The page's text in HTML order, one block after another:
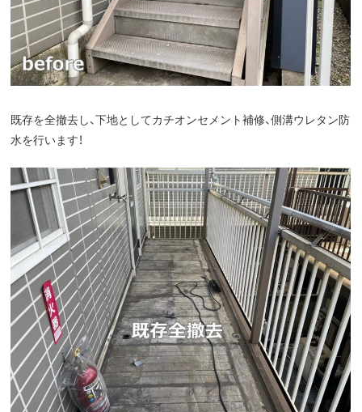
既存を全撤去し、下地としてカチオンセメント補修、側溝ウレタン防
水を行います！